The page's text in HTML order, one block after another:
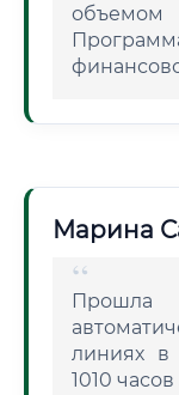
объемом
Марина
линиях в
1010